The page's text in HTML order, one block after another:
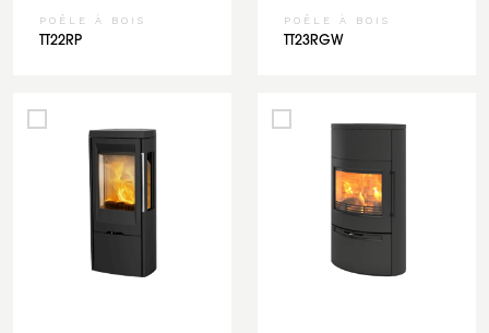
POÊLE À BOIS
TT22RP
POÊLE À BOIS
TT23RGW